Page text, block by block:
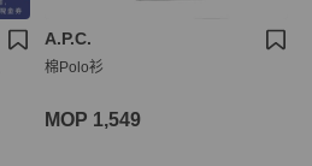
A.P.C.
棉Polo衫
MOP 1,549